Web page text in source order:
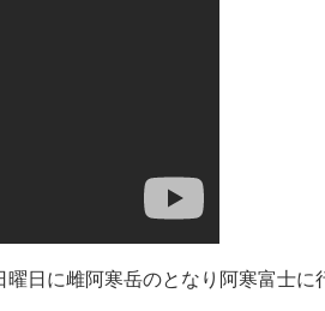
日に雌阿寒岳のとなり阿寒富士に